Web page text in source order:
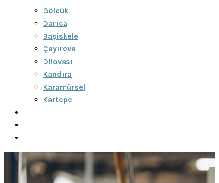
Gölcük
Darıca
Başiskele
Çayırova
Dilovası
Kandıra
Karamürsel
Kartepe